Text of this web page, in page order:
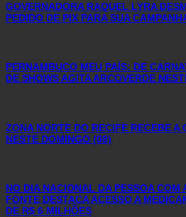
GOVERNADORA RAQUEL LYRA
PEDIDO DE PIX PARA SUA
PERNAMBUCO MEU PAÍS: DE
DE SHOWS AGITA ARCOVERDE
ZONA NORTE DO RECIFE RECEBE A
NESTE DOMINGO (08)
NO DIA NACIONAL DA PESSOA COM
FONTE DESTACA ACESSO A
DE R$ 6 MILHÕES